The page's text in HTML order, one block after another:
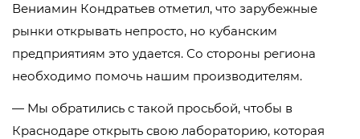
Вениамин Кондратьев отметил, что зарубежные
рынки открывать непросто, но кубанским
предприятиям это удается. Со стороны региона
необходимо помочь нашим производителям.
— Мы обратились с такой просьбой, чтобы в
Краснодаре открыть свою лабораторию, которая